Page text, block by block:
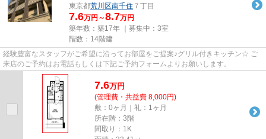
東京都荒川区南千住 ７丁目
7.6万円～8.7万円
築年数：築17年 ｜募集中： 3室
階数：14階建
経験豊富なスタッフがご希望に沿ってお部屋をご提案♪グリル付きキッチン☆ ご
来店のご予約はお電話もしくは下記ご予約フォームよりお願いします。
7.6万円
(管理費・共益費 8,000円)
敷：0ヶ月｜礼：1ヶ月
所在階：3階
間取り：1K